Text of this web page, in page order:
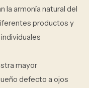
la armonía natural del
productos y
mayor
defecto a ojos